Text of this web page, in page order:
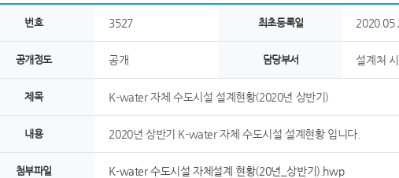
번호 3527 최초등록일
공개정도 공개 담당부서 설계처
제목 K-water 자체 수도시설 설계현황(2020년 상반기)
내용 2020년 상반기 K-water 자체 수도시설 설계현황 입니다.
첨부파일 K-water 수도시설 자체설계 현황(20년_상반기).hwp